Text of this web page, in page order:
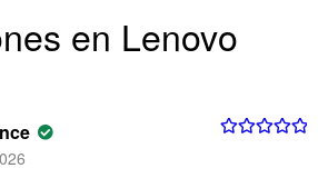
en Lenovo